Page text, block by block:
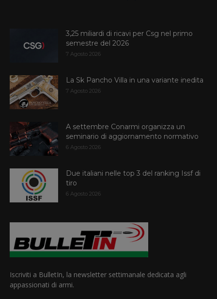
3,25 miliardi di ricavi per Csg nel primo
semestre del 2026
7 Agosto 2026
La Sk Pancho Villa in una variante inedita
7 Agosto 2026
A settembre Conarmi organizza un
seminario di aggiornamento normativo
6 Agosto 2026
Due italiani nelle top 3 del ranking Issf di
tiro
6 Agosto 2026
Iscriviti a BulletIn, la newsletter settimanale dedicata agli
appassionati di armi.